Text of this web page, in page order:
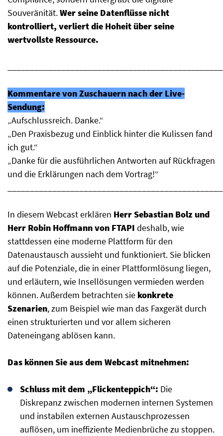
Souveränität.Wer seine Datenflüsse nicht
kontrolliert, verliert die Hoheit über seine
wertvollste Ressource.
Kommentare von Zuschauern nach der Live-
Sendung:
„Aufschlussreich. Danke.“
„Den Praxisbezug und Einblick hinter die Kulissen fand
ich gut.“
„Danke für die ausführlichen Antworten auf Rückfragen
und die Erklärungen nach dem Vortrag!“
In diesem Webcast erklären Herr Sebastian Bolz und
Herr Robin Hoffmann von FTAPI deshalb, wie
stattdessen eine moderne Plattform für den
Datenaustausch aussieht und funktioniert. Sie blicken
auf die Potenziale, die in einer Plattformlösung liegen,
und erläutern, wie Insellösungen vermieden werden
können. Außerdem betrachten sie konkrete
Szenarien, zum Beispiel wie man das Faxgerät durch
einen strukturierten und vor allem sicheren
Dateneingang ablösen kann.
Das können Sie aus dem Webcast mitnehmen:
Schluss mit dem „Flickenteppich“: Die
Diskrepanz zwischen modernen internen Systemen
und instabilen externen Austauschprozessen
auflösen, um ineffiziente Medienbrüche zu stoppen.